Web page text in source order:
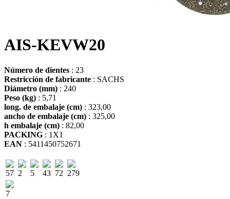
AIS-KEVW20
Número de dientes : 23
Restricción de fabricante : SACHS
Diámetro (mm) : 240
Peso (kg) : 5,71
long. de embalaje (cm) : 323,00
ancho de embalaje (cm) : 325,00
h embalaje (cm) : 82,00
PACKING : 1X1
EAN : 5411450752671
57 2 5 43 72 279
7